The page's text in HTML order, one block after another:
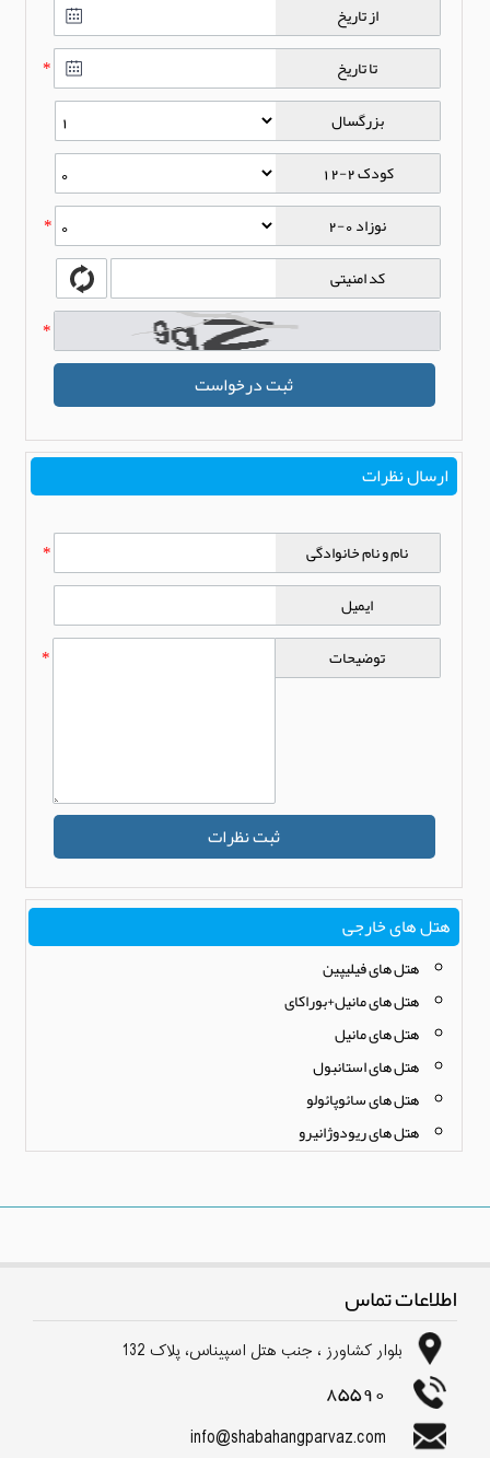
از تاریخ
تا تاریخ
*
بزرگسال
کودک 2-12
نوزاد 0-2
*
کد امنیتی
*
ثبت درخواست
ارسال نظرات
نام و نام خانوادگی *
ایمیل
توضیحات
*
ثبت نظرات
هتل های خارجی
هتل های فیلیپین
هتل های مانیل+بوراکای
هتل های مانیل
هتل های استانبول
هتل های سائوپائولو
هتل های ریودوژانیرو
اطلاعات تماس
بلوار كشاورز ، جنب هتل اسپیناس، پلاک 132
85590
info@shabahangparvaz.com